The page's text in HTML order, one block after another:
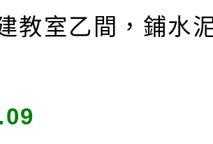
教室乙間，鋪水